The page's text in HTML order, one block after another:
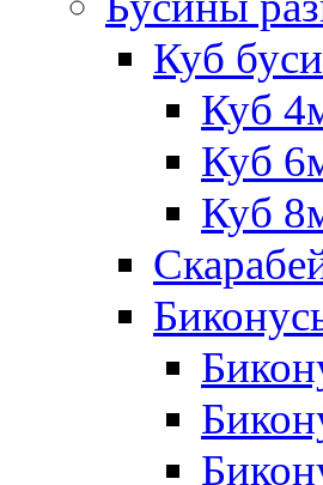
Куб
Куб
Куб
Куб